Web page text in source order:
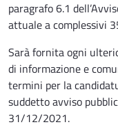
paragrafo 6.1
attuale a complessivi
Sarà fornita ogni
di informazione e
termini per la
suddetto avviso
31/12/2021.